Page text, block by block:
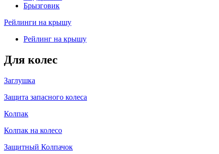
Брызговик
Рейлинги на крышу
Рейлинг на крышу
Для колес
Заглушка
Защита запасного колеса
Колпак
Колпак на колесо
Защитный Колпачок